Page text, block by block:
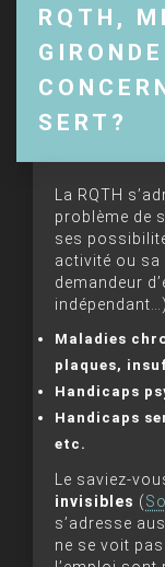
RQTH,
SERT?
La RQTH
problème de
ses
activité ou sa
demandeur
indépendant…).
Maladies
plaques,
Handicaps
Handicaps
etc.
Le saviez-
invisibles (
s’adresse
ne se voit